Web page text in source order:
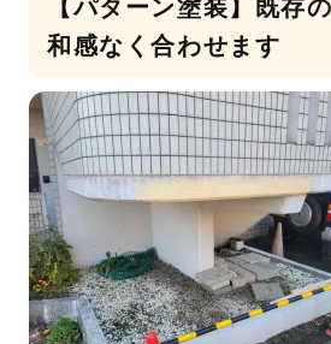
【パターン塗装】既存
和感なく合わせます